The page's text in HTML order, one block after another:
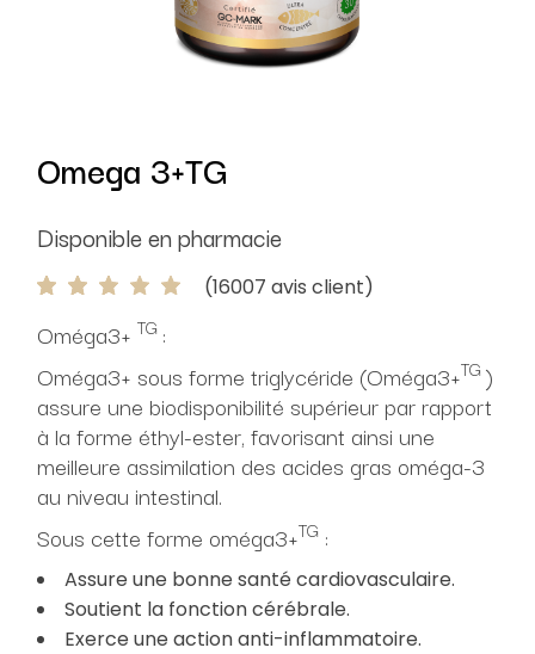
Omega 3+TG
Disponible en pharmacie
(16007 avis client)
Oméga3+TG :
Oméga3+ sous forme triglycéride (Oméga3+TG)
assure une biodisponibilité supérieur par rapport
à la forme éthyl-ester, favorisant ainsi une
meilleure assimilation des acides gras oméga-3
au niveau intestinal.
Sous cette forme oméga3+TG :
Assure une bonne santé cardiovasculaire.
Soutient la fonction cérébrale.
Exerce une action anti-inflammatoire.